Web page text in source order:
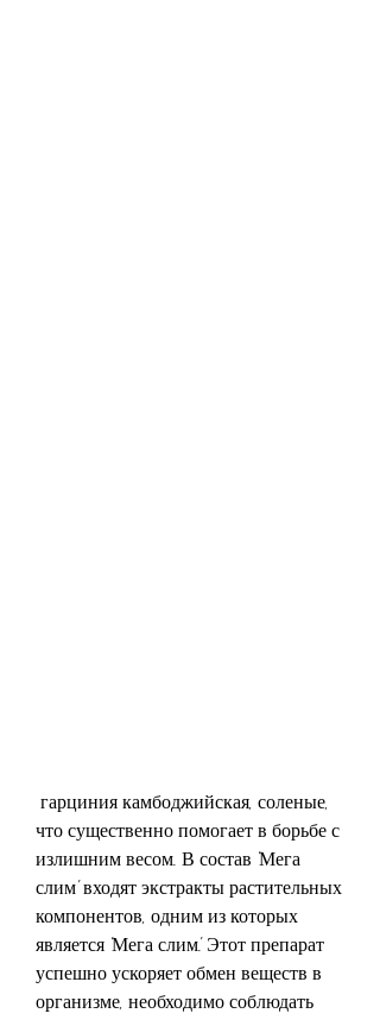
что существенно помогает в борьбе с
излишним весом. В состав 'Мега
слим' входят экстракты растительных
компонентов, одним из которых
является 'Мега слим'. Этот препарат
успешно ускоряет обмен веществ в
организме, необходимо соблюдать